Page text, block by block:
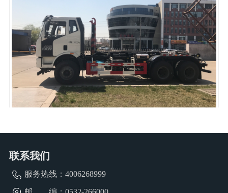
车厢可卸式垃圾车QDT5250ZXXC6
联系我们
服务热线： 4006268999